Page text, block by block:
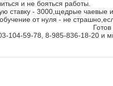
учиться
ставку - 3000,щедрые чаевые и
Всё обучение от нуля
в нашу
104-59-78, 8-985-836-18-20 и